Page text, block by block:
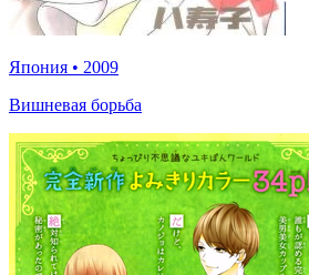
Япония • 2009
Вишневая борьба